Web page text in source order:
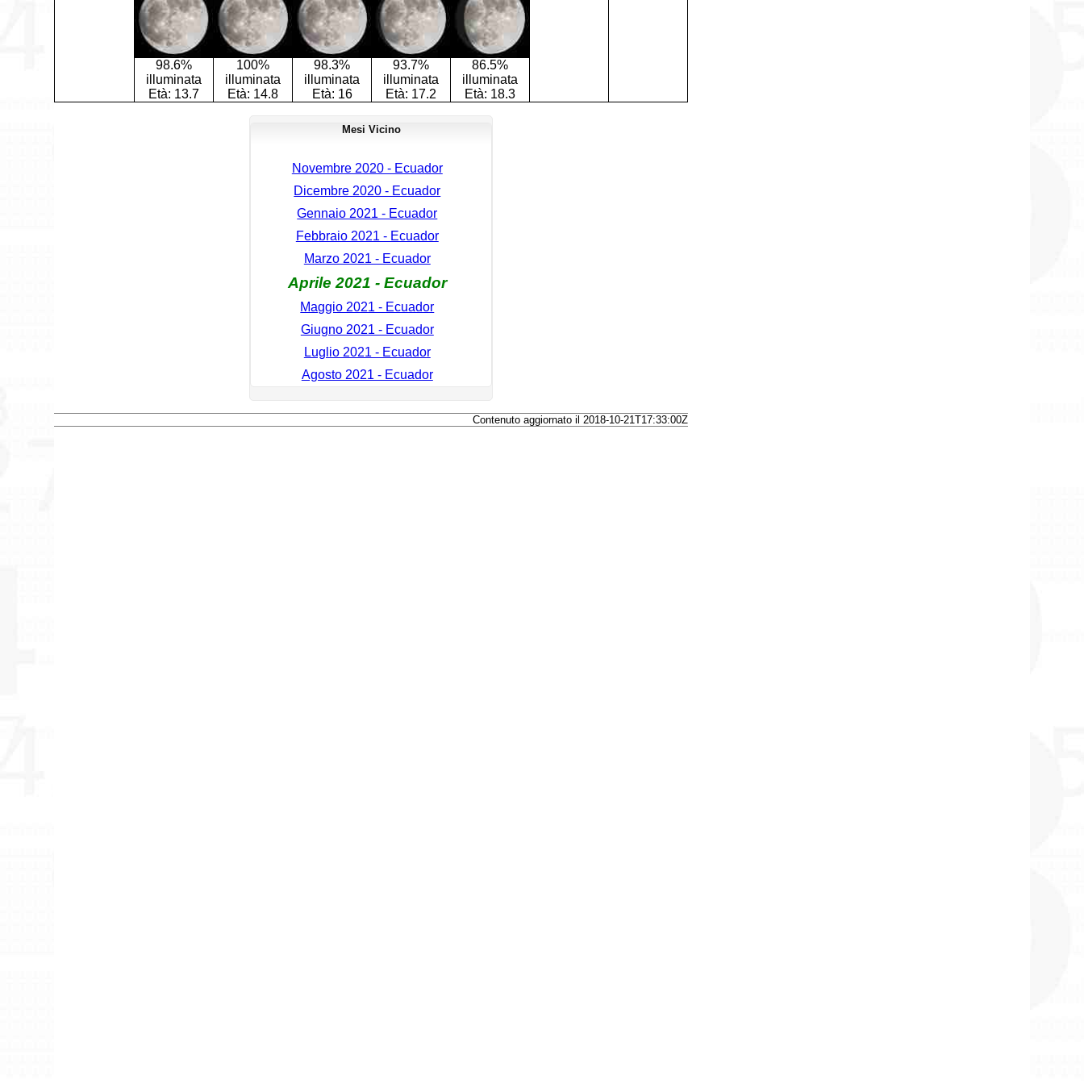
98.6%
illuminata
Età: 13.7
100%
illuminata
Età: 14.8
98.3%
illuminata
Età: 16
93.7%
illuminata
Età: 17.2
86.5%
illuminata
Età: 18.3
Mesi Vicino
Novembre 2020 - Ecuador
Dicembre 2020 - Ecuador
Gennaio 2021 - Ecuador
Febbraio 2021 - Ecuador
Marzo 2021 - Ecuador
Aprile 2021 - Ecuador
Maggio 2021 - Ecuador
Giugno 2021 - Ecuador
Luglio 2021 - Ecuador
Agosto 2021 - Ecuador
Contenuto aggiornato il 2018-10-21T17:33:00Z